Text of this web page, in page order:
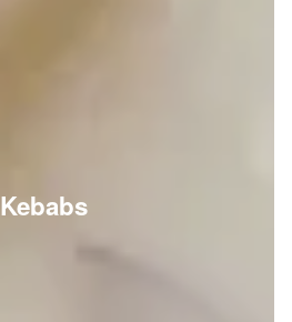
Kebabs